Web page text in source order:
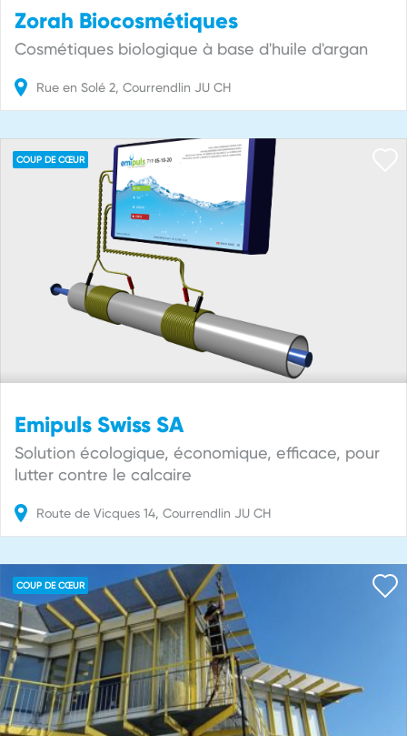
Zorah Biocosmétiques
Cosmétiques biologique à base d'huile d'argan
Rue en Solé 2 Courrendlin JU CH
COUP DE CŒUR
Emipuls Swiss SA
Solution écologique, économique, efficace, pour
lutter contre le calcaire
Route de Vicques 14 Courrendlin JU CH
COUP DE CŒUR